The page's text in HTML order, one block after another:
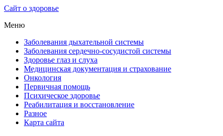
Сайт о здоровье
Меню
Заболевания дыхательной системы
Заболевания сердечно-сосудистой системы
Здоровье глаз и слуха
Медицинская документация и страхование
Онкология
Первичная помощь
Психическое здоровье
Реабилитация и восстановление
Разное
Карта сайта